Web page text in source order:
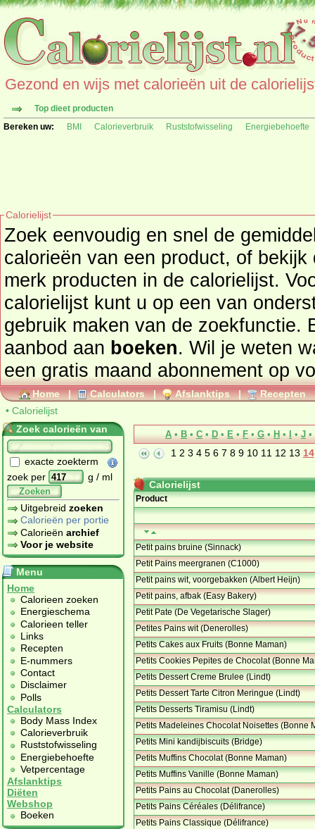
Gezond en wijs met calorieën uit de
Top dieet producten
Bereken uw:
BMI Calorieverbruik Ruststofwisseling Energiebehoefte
Calorielijst
Zoek eenvoudig en snel de
calorieën van een product, of
merk producten in de calorielijst.
calorielijst kunt u op een van
gebruik maken van de zoekfunctie.
aanbod aan boeken. Wil je weten
een gratis maand abonnement op
Home | Calculators | Afslanktips | Recepten
• Calorielijst
Zoek calorieën van
exacte zoekterm
zoek per
g / ml
Zoeken
Uitgebreid zoeken
Calorieën per portie
Calorieën archief
Voor je website
Menu
Home
Calorieen zoeken
Energieschema
Calorieen teller
Links
Recepten
E-nummers
Contact
Disclaimer
Polls
Calculators
Body Mass Index
Calorieverbruik
Ruststofwisseling
Energiebehoefte
Vetpercentage
Afslanktips
Diëten
Webshop
Boeken
A • B • C • D • E • F • G • H • • J •
1 2 3 4 5 6 7 8 9 10 11 12 13 14
Calorielijst
Product
Petit pains bruine (Sinnack)
Petit Pains meergranen (C1000)
Petit pains wit, voorgebakken (Albert Heijn)
Petit pains, afbak (Easy Bakery)
Petit Pate (De Vegetarische Slager)
Petites Pains wit (Denerolles)
Petits Cakes aux Fruits (Bonne Maman)
Petits Cookies Pepites de Chocolat (Bonne
Petits Dessert Creme Brulee (Lindt)
Petits Dessert Tarte Citron Meringue (Lindt)
Petits Desserts Tiramisu (Lindt)
Petits Madeleines Chocolat Noisettes (Bonne
Petits Mini kandijbiscuits (Bridge)
Petits Muffins Chocolat (Bonne Maman)
Petits Muffins Vanille (Bonne Maman)
Petits Pains au Chocolat (Danerolles)
Petits Pains Céréales (Délifrance)
Petits Pains Classique (Délifrance)